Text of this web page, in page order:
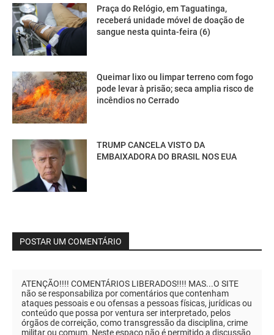
Praça do Relógio, em Taguatinga,
receberá unidade móvel de doação de
sangue nesta quinta-feira (6)
Queimar lixo ou limpar terreno com fogo
pode levar à prisão; seca amplia risco de
incêndios no Cerrado
TRUMP CANCELA VISTO DA
EMBAIXADORA DO BRASIL NOS EUA
POSTAR UM COMENTÁRIO
ATENÇÃO!!!! COMENTÁRIOS LIBERADOS!!!! MAS...O SITE
não se responsabiliza por comentários que contenham
ataques pessoais e ou ofensas a pessoas físicas, jurídicas ou
conteúdo que possa por ventura ser interpretado, pelos
órgãos de correição, como transgressão da disciplina, crime
militar ou comum. Neste espaço não é permitido a discussão